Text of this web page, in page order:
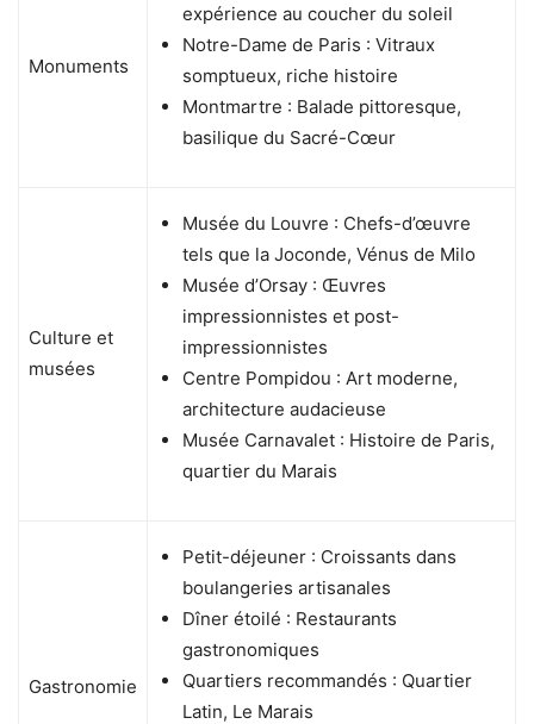
Monuments
expérience au coucher du soleil
Notre-Dame de Paris : Vitraux
somptueux, riche histoire
Montmartre : Balade pittoresque,
basilique du Sacré-Cœur
Culture et
musées
Musée du Louvre : Chefs-d’œuvre
tels que la Joconde, Vénus de Milo
Musée d’Orsay : Œuvres
impressionnistes et post-
impressionnistes
Centre Pompidou : Art moderne,
architecture audacieuse
Musée Carnavalet : Histoire de Paris,
quartier du Marais
Gastronomie
Petit-déjeuner : Croissants dans
boulangeries artisanales
Dîner étoilé : Restaurants
gastronomiques
Quartiers recommandés : Quartier
Latin, Le Marais